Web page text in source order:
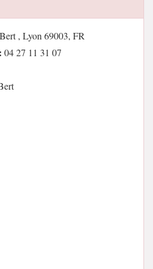
, Lyon 69003, FR
04 27 11 31 07